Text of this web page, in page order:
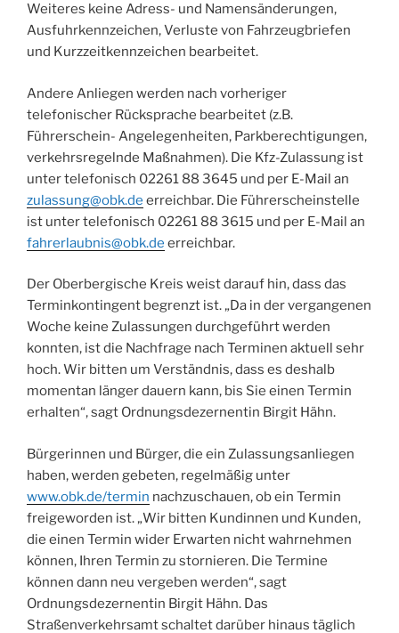
Weiteres keine Adress- und Namensänderungen,
Ausfuhrkennzeichen, Verluste von Fahrzeugbriefen
und Kurzzeitkennzeichen bearbeitet.
Andere Anliegen werden nach vorheriger
telefonischer Rücksprache bearbeitet (z.B.
Führerschein- Angelegenheiten, Parkberechtigungen,
verkehrsregelnde Maßnahmen). Die Kfz-Zulassung ist
unter telefonisch 02261 88 3645 und per E-Mail an
zulassung@obk.de erreichbar. Die Führerscheinstelle
ist unter telefonisch 02261 88 3615 und per E-Mail an
fahrerlaubnis@obk.de erreichbar.
Der Oberbergische Kreis weist darauf hin, dass das
Terminkontingent begrenzt ist. „Da in der vergangenen
Woche keine Zulassungen durchgeführt werden
konnten, ist die Nachfrage nach Terminen aktuell sehr
hoch. Wir bitten um Verständnis, dass es deshalb
momentan länger dauern kann, bis Sie einen Termin
erhalten“, sagt Ordnungsdezernentin Birgit Hähn.
Bürgerinnen und Bürger, die ein Zulassungsanliegen
haben, werden gebeten, regelmäßig unter
www.obk.de/termin nachzuschauen, ob ein Termin
freigeworden ist. „Wir bitten Kundinnen und Kunden,
die einen Termin wider Erwarten nicht wahrnehmen
können, Ihren Termin zu stornieren. Die Termine
können dann neu vergeben werden“, sagt
Ordnungsdezernentin Birgit Hähn. Das
Straßenverkehrsamt schaltet darüber hinaus täglich